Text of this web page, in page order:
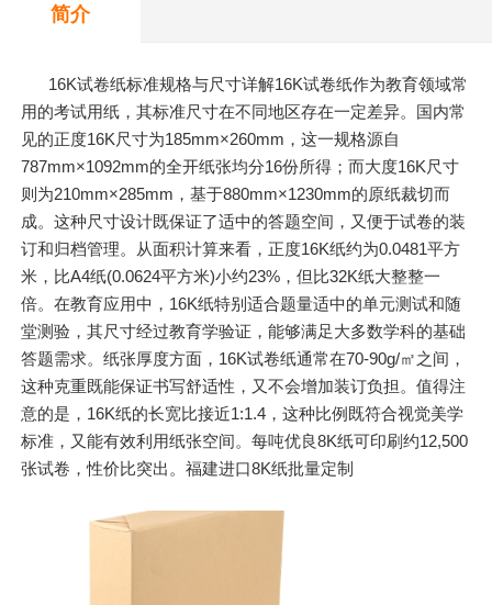
简介
16K试卷纸标准规格与尺寸详解16K试卷纸作为教育领域常
用的考试用纸，其标准尺寸在不同地区存在一定差异。国内常
见的正度16K尺寸为185mm×260mm，这一规格源自
787mm×1092mm的全开纸张均分16份所得；而大度16K尺寸
则为210mm×285mm，基于880mm×1230mm的原纸裁切而
成。这种尺寸设计既保证了适中的答题空间，又便于试卷的装
订和归档管理。从面积计算来看，正度16K纸约为0.0481平方
米，比A4纸(0.0624平方米)小约23%，但比32K纸大整整一
倍。在教育应用中，16K纸特别适合题量适中的单元测试和随
堂测验，其尺寸经过教育学验证，能够满足大多数学科的基础
答题需求。纸张厚度方面，16K试卷纸通常在70-90g/㎡之间，
这种克重既能保证书写舒适性，又不会增加装订负担。值得注
意的是，16K纸的长宽比接近1:1.4，这种比例既符合视觉美学
标准，又能有效利用纸张空间。每吨优良8K纸可印刷约12,500
张试卷，性价比突出。福建进口8K纸批量定制